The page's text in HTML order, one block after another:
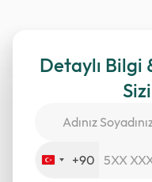
Detaylı Bilgi
Turkey
+90